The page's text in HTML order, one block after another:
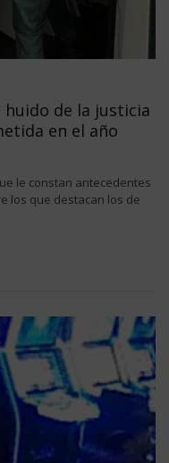
huido de la justicia
en el año
le constan antecedentes
los que destacan los de